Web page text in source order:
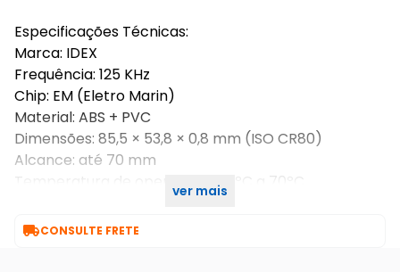
Especificações Técnicas:
Marca: IDEX
Frequência: 125 KHz
Chip: EM (Eletro Marin)
Material: ABS + PVC
Dimensões: 85,5 × 53,8 × 0,8 mm (ISO CR80)
Alcance: até 70 mm
Temperatura de operação: -20ºC a 70ºC
ver mais
CONSULTE FRETE